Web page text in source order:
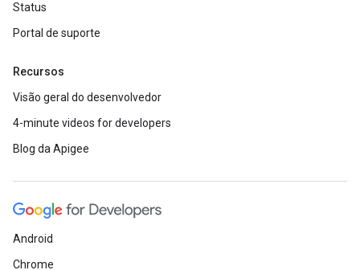
Status
Portal de suporte
Recursos
Visão geral do desenvolvedor
4-minute videos for developers
Blog da Apigee
Android
Chrome